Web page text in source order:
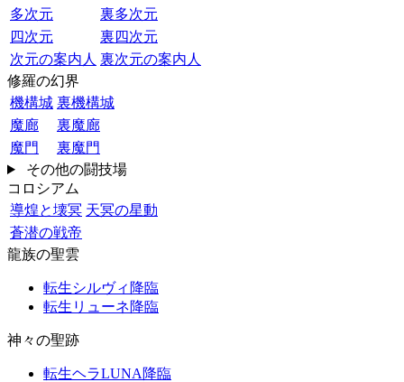
多次元
裏多次元
四次元
裏四次元
次元の案内人 裏次元の案内人
修羅の幻界
機構城 裏機構城
魔廊
裏魔廊
魔門
裏魔門
その他の闘技場
コロシアム
導煌と壊冥 天冥の星動
蒼潜の戦帝
龍族の聖雲
転生シルヴィ降臨
転生リューネ降臨
神々の聖跡
転生ヘラLUNA降臨